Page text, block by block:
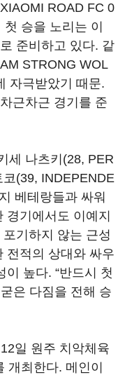
ROAD FC 0
승을 노리는 이
준비하고 있다. 같
STRONG WOL
자극받았기 때문.
근차근 경기를 준
세 나츠키(28, PER
(39, INDEPENDE
베테랑들과 싸워
기에서도 이예지
기하지 않는 근성
전적의 상대와 싸우
높다. “반드시 첫
은 다짐을 전해 승
일 원주 치악체육
개최한다. 메인이